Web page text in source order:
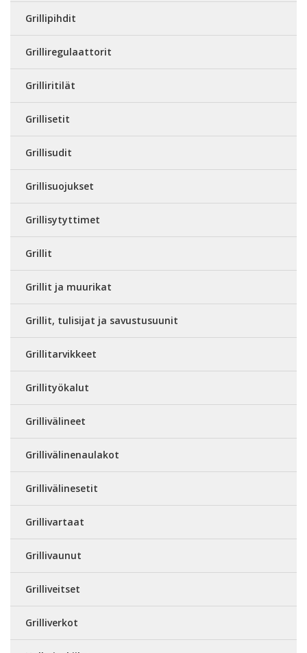
Grillipihdit
Grilliregulaattorit
Grilliritilät
Grillisetit
Grillisudit
Grillisuojukset
Grillisytyttimet
Grillit
Grillit ja muurikat
Grillit, tulisijat ja savustusuunit
Grillitarvikkeet
Grillityökalut
Grillivälineet
Grillivälinenaulakot
Grillivälinesetit
Grillivartaat
Grillivaunut
Grilliveitset
Grilliverkot